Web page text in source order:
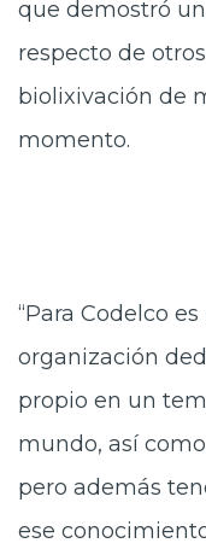
que demostró
respecto de
biolixivación de
momento.
“Para Codelco
organización
propio en un
mundo, así
pero además
ese